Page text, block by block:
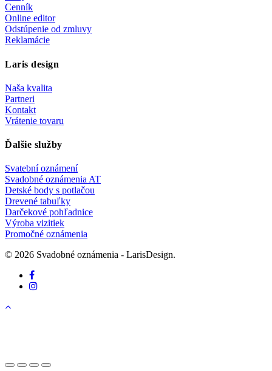
Cenník
Online editor
Odstúpenie od zmluvy
Reklamácie
Laris design
Naša kvalita
Partneri
Kontakt
Vrátenie tovaru
Ďalšie služby
Svatební oznámení
Svadobné oznámenia AT
Detské body s potlačou
Drevené tabuľky
Darčekové pohľadnice
Výroba vizitiek
Promočné oznámenia
© 2026 Svadobné oznámenia - LarisDesign.
facebook
instagram